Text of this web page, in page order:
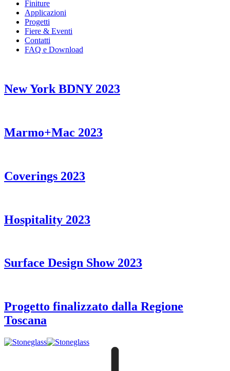
Finiture
Applicazioni
Progetti
Fiere & Eventi
Contatti
FAQ e Download
New York BDNY 2023
Marmo+Mac 2023
Coverings 2023
Hospitality 2023
Surface Design Show 2023
Progetto finalizzato dalla Regione
Toscana